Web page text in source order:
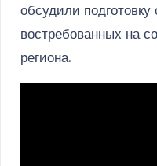
обсудили подготовку
востребованных на
региона.